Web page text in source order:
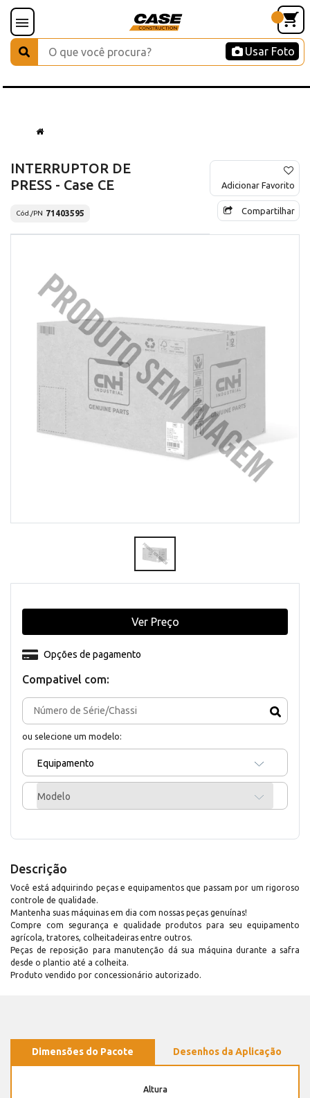
Usar Foto
INTERRUPTOR DE
PRESS - Case CE
Cód./PN 71403595
Adicionar Favorito
Compartilhar
Compativel com:
ou selecione um modelo:
Equipamento
Modelo
Opções de pagamento
Ver Preço
Descrição
Você está adquirindo peças e equipamentos que passam por um rigoroso
controle de qualidade.
Mantenha suas máquinas em dia com nossas peças genuínas!
Compre com segurança e qualidade produtos para seu equipamento
agrícola, tratores, colheitadeiras entre outros.
Peças de reposição para manutenção dá sua máquina durante a safra
desde o plantio até a colheita.
Produto vendido por concessionário autorizado.
Dimensões do Pacote Desenhos da Aplicação
Altura